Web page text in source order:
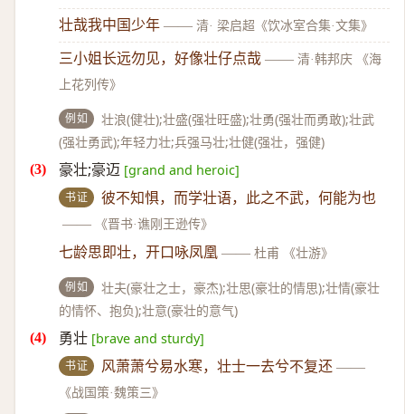
壮哉我中国少年 —— 清· 梁启超《饮冰室合集·文集》
三小姐长远勿见，好像壮仔点哉 —— 清·韩邦庆 《海
上花列传》
例如
壮浪(健壮);壮盛(强壮旺盛);壮勇(强壮而勇敢);壮武
(强壮勇武);年轻力壮;兵强马壮;壮健(强壮，强健)
豪壮;豪迈 [grand and heroic]
书证
彼不知惧，而学壮语，此之不武，何能为也
——
《晋书·谯刚王逊传》
七龄思即壮，开口咏凤凰 —— 杜甫 《壮游》
例如
壮夫(豪壮之士，豪杰);壮思(豪壮的情思);壮情(豪壮
的情怀、抱负);壮意(豪壮的意气)
勇壮 [brave and sturdy]
书证 风萧萧兮易水寒，壮士一去兮不复还 ——
《战国策·魏策三》